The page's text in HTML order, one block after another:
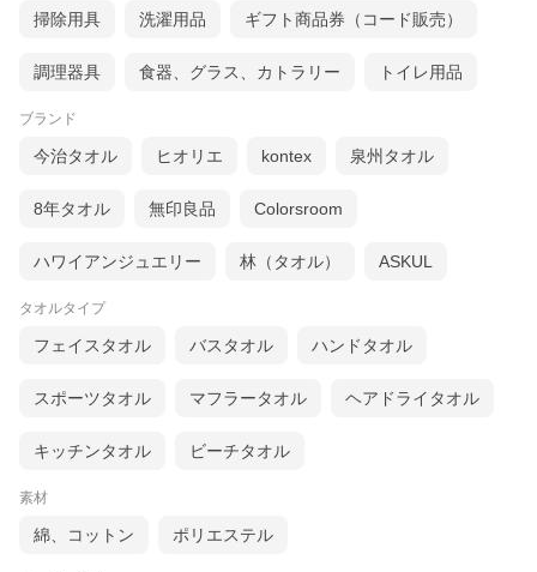
掃除用具 洗濯用品 ギフト商品券（コード販売）
調理器具 食器、グラス、カトラリー トイレ用品
ブランド
今治タオル ヒオリエ kontex 泉州タオル
8年タオル 無印良品 Colorsroom
ハワイアンジュエリー 林（タオル） ASKUL
タオルタイプ
フェイスタオル バスタオル ハンドタオル
スポーツタオル マフラータオル ヘアドライタオル
キッチンタオル ビーチタオル
素材
綿、コットン ポリエステル